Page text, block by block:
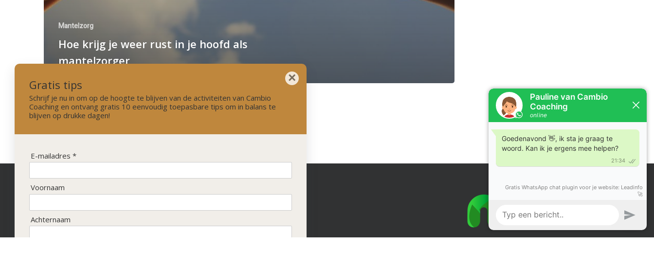
Mantelzorg
Hoe krijg je weer rust in je hoofd als
mantelzorger
1 2 Next
Algemene voorwaarden
Disclaimer
Vergoedingen Wandelcoaching
LinkedIn
×
Gratis tips
Schrijf je nu in om op de hoogte te blijven van de activiteiten van Cambio
Coaching en ontvang gratis 10 eenvoudig toepasbare tips om in balans te
blijven op drukke dagen!
E-mailadres *
Voornaam
Achternaam